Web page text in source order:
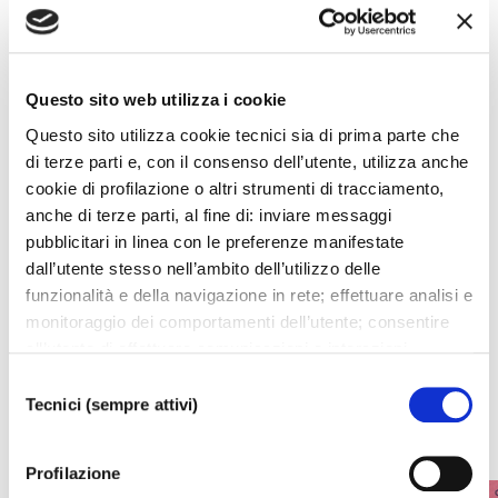
Questo sito web utilizza i cookie
Questo sito utilizza cookie tecnici sia di prima parte che
di terze parti e, con il consenso dell’utente, utilizza anche
cookie di profilazione o altri strumenti di tracciamento,
anche di terze parti, al fine di: inviare messaggi
pubblicitari in linea con le preferenze manifestate
dall’utente stesso nell’ambito dell’utilizzo delle
funzionalità e della navigazione in rete; effettuare analisi e
monitoraggio dei comportamenti dell’utente; consentire
TUTTI”, l’utente acconsente all’uso di tutti i cookie non
tecnici, inclusi quindi quelli di profilazione, analitici e
social. Il consenso è facoltativo e può essere revocato in
qualsiasi momento. Se l’utente desidera modificare le
delTecnici (sempre attivi)
Profilazione
Sinfonia n. 26 in do minore G519
SCARICA LOCANDINA
I prossimi eventi
Gli appuntamenti della settimana
IL CALENDARIO COMPLETO